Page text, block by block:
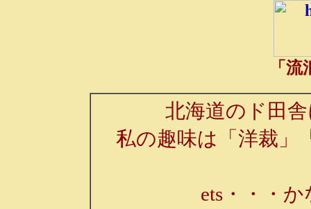
「
北海道のド田
私の趣味は「洋裁」
ets・・・